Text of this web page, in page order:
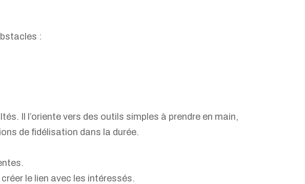
:
Il l’oriente vers des outils simples à prendre en main,
de fidélisation dans la durée.
le lien avec les intéressés.